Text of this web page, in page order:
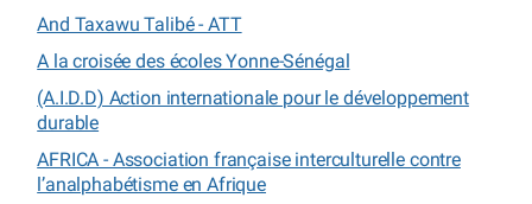
And Taxawu Talibé - ATT
A la croisée des écoles Yonne-Sénégal
(A.I.D.D) Action internationale pour le développement
durable
AFRICA - Association française interculturelle contre
l’analphabétisme en Afrique